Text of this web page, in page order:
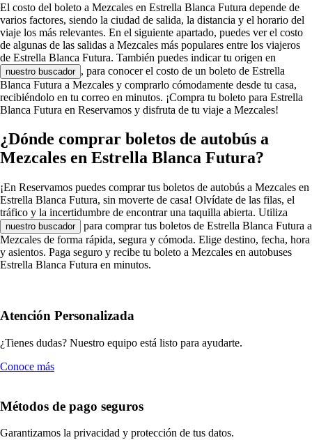
El costo del boleto a Mezcales en Estrella Blanca Futura depende de
varios factores, siendo la ciudad de salida, la distancia y el horario del
viaje los más relevantes. En el siguiente apartado, puedes ver el costo
de algunas de las salidas a Mezcales más populares entre los viajeros
de Estrella Blanca Futura. También puedes indicar tu origen en
nuestro buscador , para conocer el costo de un boleto de Estrella
Blanca Futura a Mezcales y comprarlo cómodamente desde tu casa,
recibiéndolo en tu correo en minutos. ¡Compra tu boleto para Estrella
Blanca Futura en Reservamos y disfruta de tu viaje a Mezcales!
¿Dónde comprar boletos de autobús a
Mezcales en Estrella Blanca Futura?
¡En Reservamos puedes comprar tus boletos de autobús a Mezcales en
Estrella Blanca Futura, sin moverte de casa! Olvídate de las filas, el
tráfico y la incertidumbre de encontrar una taquilla abierta. Utiliza
nuestro buscador
para comprar tus boletos de Estrella Blanca Futura a
Mezcales de forma rápida, segura y cómoda. Elige destino, fecha, hora
y asientos. Paga seguro y recibe tu boleto a Mezcales en autobuses
Estrella Blanca Futura en minutos.
Atención Personalizada
¿Tienes dudas? Nuestro equipo está listo para ayudarte.
Conoce más
Métodos de pago seguros
Garantizamos la privacidad y protección de tus datos.